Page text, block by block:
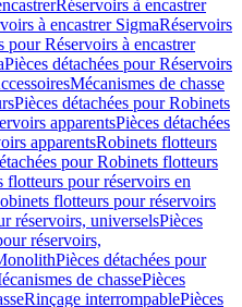
Réservoirs à encastrer
à encastrer SigmaRéservoirs
pour Réservoirs à encastrer
Pièces détachées pour Réservoirs
Mécanismes de chasse
Pièces détachées pour Robinets
apparentsPièces détachées
apparentsRobinets flotteurs
pour Robinets flotteurs
flotteurs pour réservoirs en
flotteurs pour réservoirs
réservoirs, universelsPièces
réservoirs,
Pièces détachées pour
de chassePièces
Rinçage interrompablePièces